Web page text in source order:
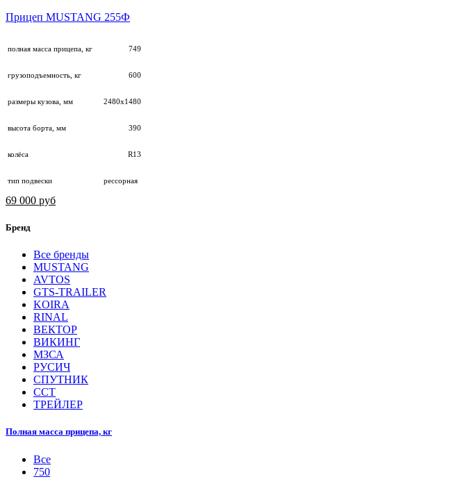
Прицеп MUSTANG 255Ф
полная масса прицепа, кг 749
грузоподъемность, кг 600
размеры кузова, мм 2480х1480
высота борта, мм 390
колёса R13
тип подвески рессорная
69 000 руб
Бренд
Все бренды
MUSTANG
AVTOS
GTS-TRAILER
KOIRA
RINAL
ВЕКТОР
ВИКИНГ
МЗСА
РУСИЧ
СПУТНИК
ССТ
ТРЕЙЛЕР
Полная масса прицепа, кг
Все
750